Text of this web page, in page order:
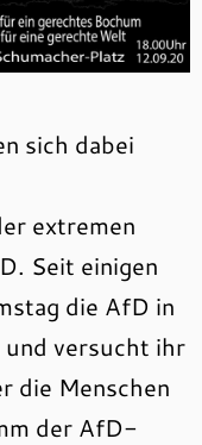
sich dabei
extremen
Seit einigen
die AfD in
versucht ihr
die Menschen
der AfD-